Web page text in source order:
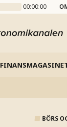
00:00:00
BÖRS